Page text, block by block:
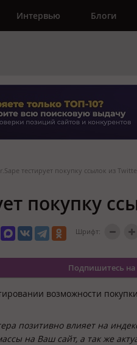
Интервью Блоги
тестирует покупку ссылок из
покупку
Шрифт:
Подпишитесь на
возможности
позитивно влияет на
на Ваш сайт, а так же